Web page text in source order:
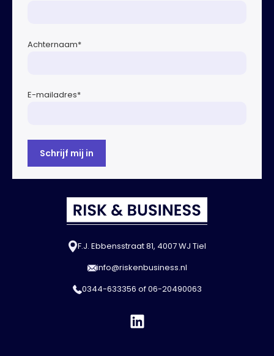
Achternaam*
E-mailadres*
F.J. Ebbensstraat 81, 4007 WJ Tiel
info@riskenbusiness.nl
0344-633356 of06-20490063